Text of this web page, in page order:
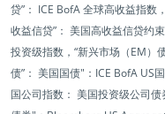
贷”： ICE BofA 全球高收益指数
收益信贷”： 美国高收益信贷约
投资级指数，“新兴市场（EM）
债”： 美国国债"：ICE BofA US
国公司指数： 美国投资级公司